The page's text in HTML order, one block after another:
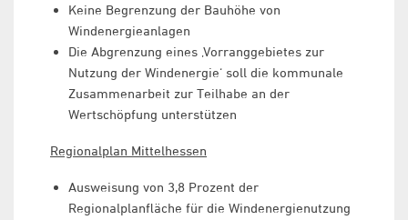
Keine Begrenzung der Bauhöhe von
Windenergieanlagen
Die Abgrenzung eines ‚Vorranggebietes zur
Nutzung der Windenergie‘ soll die kommunale
Zusammenarbeit zur Teilhabe an der
Wertschöpfung unterstützen
Regionalplan Mittelhessen
Ausweisung von 3,8 Prozent der
Regionalplanfläche für die Windenergienutzung